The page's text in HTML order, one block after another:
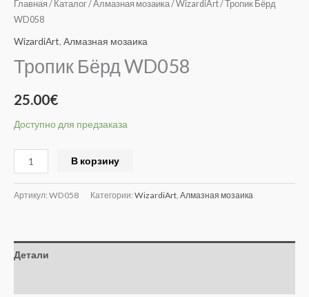
Главная / Каталог/Алмазная мозаика/WizardiArt/ Тропик Бёрд
WD058
WizardiArt, Алмазная мозаика
Тропик Бёрд WD058
25.00€
Доступно для предзаказа
В корзину
Артикул: WD058 Категории: WizardiArt, Алмазная мозаика
Детали